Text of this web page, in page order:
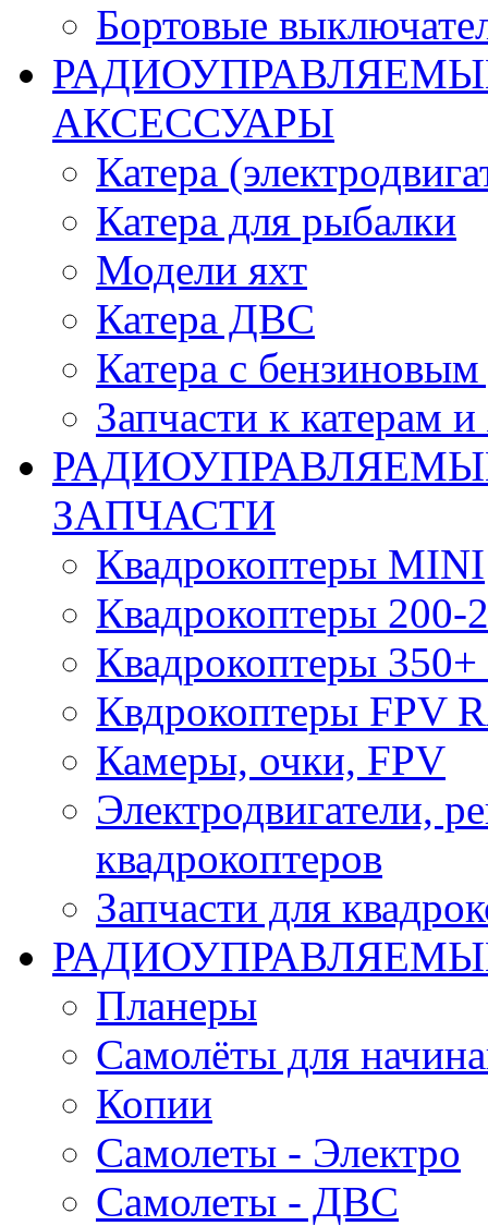
Бортовые
АКСЕССУАРЫ
Катера
Катера для рыбалки
Модели яхт
Катера ДВС
Катера с бензиновым
Запчасти к катерам
ЗАПЧАСТИ
Квадрокоптеры MINI
Квадрокоптеры 200-
Квадрокоптеры 350+
Квдрокоптеры FPV
Камеры, очки, FPV
Электродвигатели,
квадрокоптеров
Запчасти для
Планеры
Самолёты для
Копии
Самолеты - Электро
Самолеты - ДВС